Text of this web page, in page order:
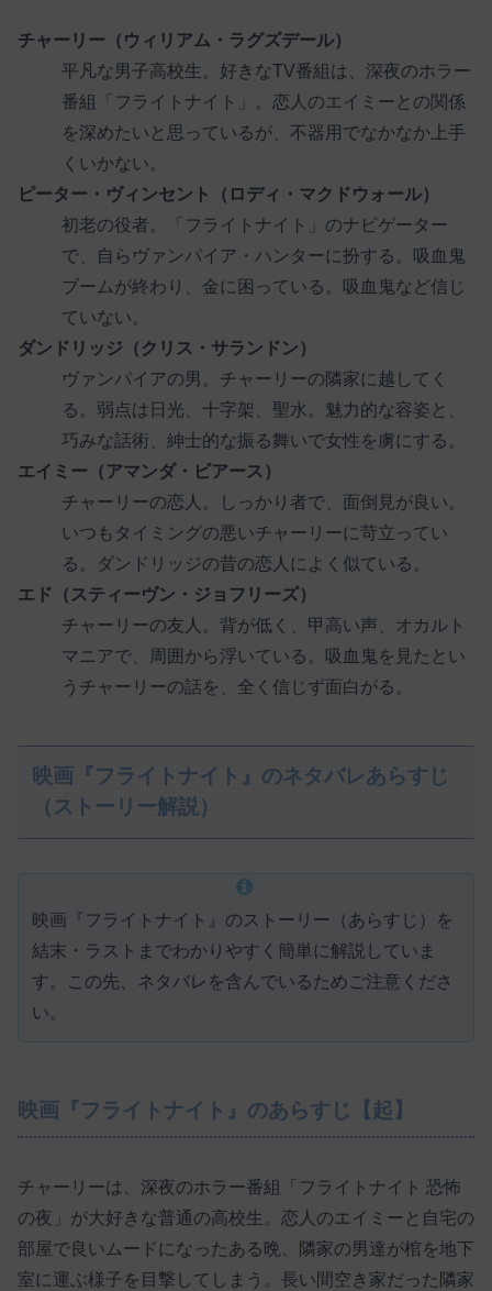
チャーリー（ウィリアム・ラグズデール）
平凡な男子高校生。好きなTV番組は、深夜のホラー
番組「フライトナイト」。恋人のエイミーとの関係
を深めたいと思っているが、不器用でなかなか上手
くいかない。
ピーター・ヴィンセント（ロディ・マクドウォール）
初老の役者。「フライトナイト」のナビゲーター
で、自らヴァンパイア・ハンターに扮する。吸血鬼
ブームが終わり、金に困っている。吸血鬼など信じ
ていない。
ダンドリッジ（クリス・サランドン）
ヴァンパイアの男。チャーリーの隣家に越してく
る。弱点は日光、十字架、聖水。魅力的な容姿と、
巧みな話術、紳士的な振る舞いで女性を虜にする。
エイミー（アマンダ・ビアース）
チャーリーの恋人。しっかり者で、面倒見が良い。
いつもタイミングの悪いチャーリーに苛立ってい
る。ダンドリッジの昔の恋人によく似ている。
エド（スティーヴン・ジョフリーズ）
チャーリーの友人。背が低く、甲高い声、オカルト
マニアで、周囲から浮いている。吸血鬼を見たとい
うチャーリーの話を、全く信じず面白がる。
映画『フライトナイト』のネタバレあらすじ
（ストーリー解説）
映画『フライトナイト』のストーリー（あらすじ）を
結末・ラストまでわかりやすく簡単に解説していま
す。この先、ネタバレを含んでいるためご注意くださ
い。
映画『フライトナイト』のあらすじ【起】
チャーリーは、深夜のホラー番組「フライトナイト 恐怖
の夜」が大好きな普通の高校生。恋人のエイミーと自宅の
部屋で良いムードになったある晩、隣家の男達が棺を地下
室に運ぶ様子を目撃してしまう。長い間空き家だった隣家